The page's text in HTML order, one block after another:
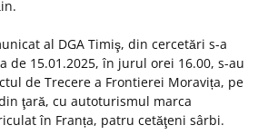
al DGA Timiş, din cercetări s-a
de 15.01.2025, în jurul orei 16.00, s-au
de Trecere a Frontierei Moravița, pe
ţară, cu autoturismul marca
în Franța, patru cetăţeni sârbi.